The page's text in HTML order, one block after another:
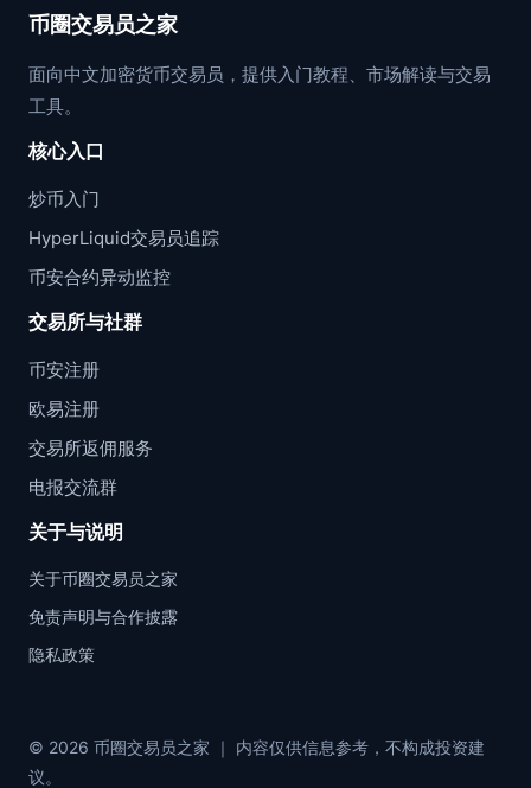
币圈交易员之家
面向中文加密货币交易员，提供入门教程、市场解读与交易
工具。
核心入口
炒币入门
HyperLiquid交易员追踪
币安合约异动监控
交易所与社群
币安注册
欧易注册
交易所返佣服务
电报交流群
关于与说明
关于币圈交易员之家
免责声明与合作披露
隐私政策
© 2026 币圈交易员之家 ｜ 内容仅供信息参考，不构成投资建
议。